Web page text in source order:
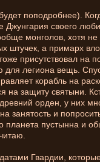
поподробнее).
своего
монголов, хотя не
штучек, а примарх
присутствовал на
легиона вещь.
корабль на
на защиту святыни.
орден, у них
занятость и
планета пустынна и
Гвардии,